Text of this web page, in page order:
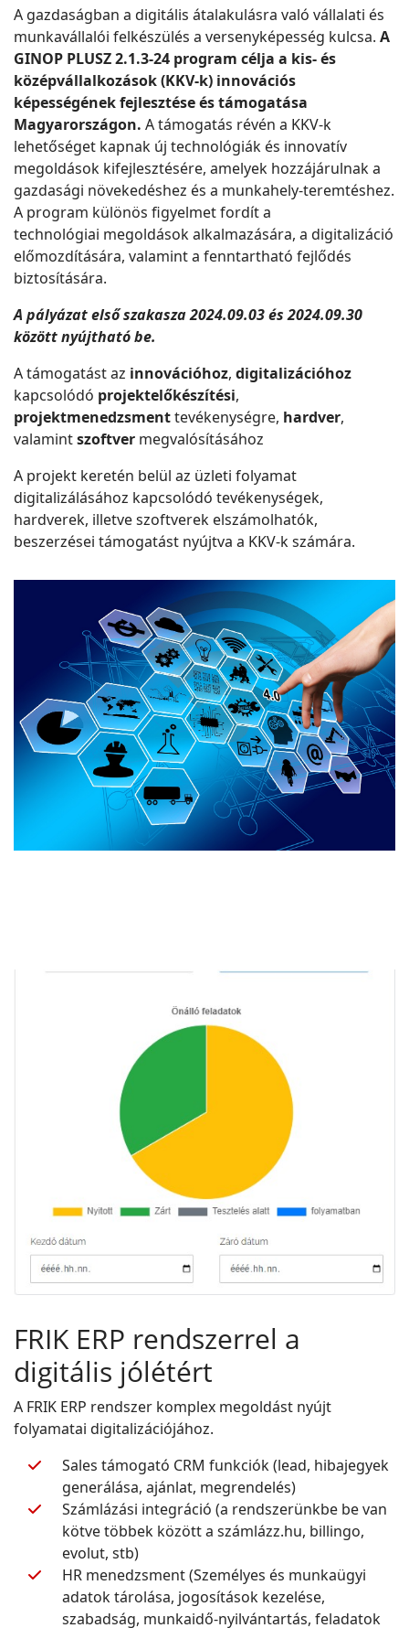
A gazdaságban a digitális átalakulásra való vállalati és
munkavállalói felkészülés a versenyképesség kulcsa. A
GINOP PLUSZ 2.1.3-24 program célja a kis- és
középvállalkozások (KKV-k) innovációs
képességének fejlesztése és támogatása
Magyarországon. A támogatás révén a KKV-k
lehetőséget kapnak új technológiák és innovatív
megoldások kifejlesztésére, amelyek hozzájárulnak a
gazdasági növekedéshez és a munkahely-teremtéshez.
A program különös figyelmet fordít a
technológiai megoldások alkalmazására, a digitalizáció
előmozdítására, valamint a fenntartható fejlődés
biztosítására.
A pályázat első szakasza 2024.09.03 és 2024.09.30
között nyújtható be.
A támogatást az innovációhoz, digitalizációhoz
kapcsolódó projektelőkészítési,
projektmenedzsmenttevékenységre, hardver,
valamintszoftver megvalósításához
A projekt keretén belül az üzleti folyamat
digitalizálásához kapcsolódó tevékenységek,
hardverek, illetve szoftverek elszámolhatók,
beszerzései támogatást nyújtva a KKV-k számára.
FRIK ERP rendszerrel a
digitális jólétért
A FRIK ERP rendszer komplex megoldást nyújt
folyamatai digitalizációjához.
Sales támogató CRM funkciók (lead, hibajegyek
generálása, ajánlat, megrendelés)
Számlázási integráció (a rendszerünkbe be van
kötve többek között a számlázz.hu, billingo,
evolut, stb)
HR menedzsment (Személyes és munkaügyi
adatok tárolása, jogosítások kezelése,
szabadság, munkaidő-nyilvántartás, feladatok